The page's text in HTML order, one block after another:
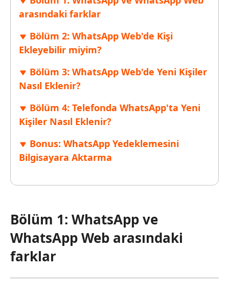
arasındaki farklar
Bölüm 2: WhatsApp Web'de Kişi
Ekleyebilir miyim?
Bölüm 3: WhatsApp Web'de Yeni Kişiler
Nasıl Eklenir?
Bölüm 4: Telefonda WhatsApp'ta Yeni
Kişiler Nasıl Eklenir?
Bonus: WhatsApp Yedeklemesini
Bilgisayara Aktarma
Bölüm 1: WhatsApp ve
WhatsApp Web arasındaki
farklar